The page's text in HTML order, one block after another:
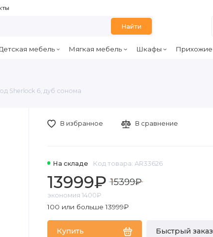
Найти
мебель Мягкая мебель Шкафы Прихожие
Sherlock 6, дуб сонома
На складе Код товара: AR33626
13999₽ 15399₽
экономия 1400₽
100 или больше 13999₽
Купить Быстрый заказ
В избранное В сравнение